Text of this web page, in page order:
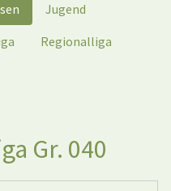
Jugend
Regionalliga
Gr. 040